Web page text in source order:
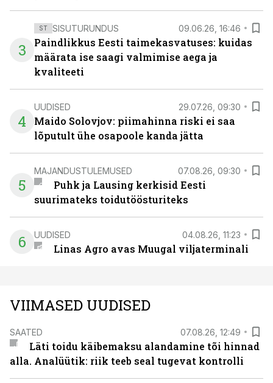
3
ST SISUTURUNDUS 09.06.26, 16:46
Paindlikkus Eesti taimekasvatuses: kuidas
määrata ise saagi valmimise aega ja
kvaliteeti
4
UUDISED 29.07.26, 09:30
Maido Solovjov: piimahinna riski ei saa
lõputult ühe osapoole kanda jätta
5
MAJANDUSTULEMUSED 07.08.26, 09:30
Puhk ja Lausing kerkisid Eesti
suurimateks toidutöösturiteks
6 UUDISED 04.08.26, 11:23
Linas Agro avas Muugal viljaterminali
VIIMASED UUDISED
SAATED 07.08.26, 12:49
Läti toidu käibemaksu alandamine tõi hinnad
alla. Analüütik: riik teeb seal tugevat kontrolli